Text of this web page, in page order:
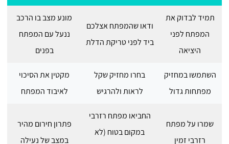
תמיד לבדוק את
המפתח לפני
היציאה
ודאו שהמפתח אצלכם
ביד לפני טריקת הדלת
מונע מצב בו הרכב
ננעל עם המפתח
בפנים
השתמשו במחזיק
מפתחות גדול
בחרו מחזיק שקל
לראות ולהרגיש
מקטין את הסיכוי
לאיבוד המפתח
שמרו על מפתח
רזרבי זמין
החביאו מפתח רזרבי
במקום בטוח (לא
פתרון חירום מהיר
במצב של נעילה